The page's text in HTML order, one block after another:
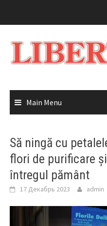
Main Menu
Să ningă cu
flori de purificare
întregul pământ
17 Декабрь 2023 admin